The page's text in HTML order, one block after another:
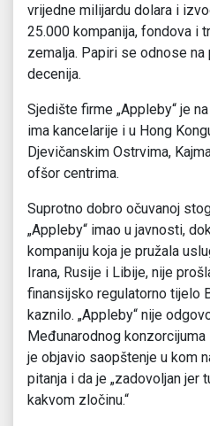
vrijedne milijardu dolara i
25.000 kompanija, fondova i
zemalja. Papiri se odnose
decenija.
Sjedište firme „Appleby“ je
ima kancelarije i u Hong
Djevičanskim Ostrvima,
ofšor centrima.
Suprotno dobro očuvanoj
„Appleby“ imao u javnosti,
kompaniju koja je pružala
Irana, Rusije i Libije, nije
finansijsko regulatorno tijelo
kaznilo. „Appleby“ nije
Međunarodnog
je objavio saopštenje u kom
pitanja i da je „zadovoljan jer
kakvom zločinu.“